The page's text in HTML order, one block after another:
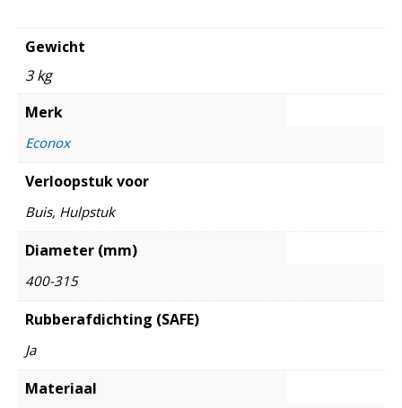
Gewicht
3 kg
Merk
Econox
Verloopstuk voor
Buis, Hulpstuk
Diameter (mm)
400-315
Rubberafdichting (SAFE)
Ja
Materiaal